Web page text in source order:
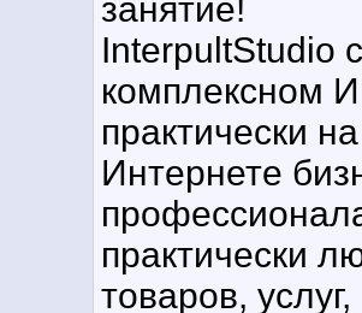
занятие!
InterpultStudio
комплексном
практически
Интернете
практически
товаров,